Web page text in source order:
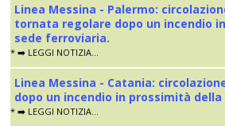
Linea Messina - Palermo:
tornata regolare dopo un incendio
sede ferroviaria.
* ➡️ LEGGI NOTIZIA...
Linea Messina - Catania:
dopo un incendio in prossimità
* ➡️ LEGGI NOTIZIA...